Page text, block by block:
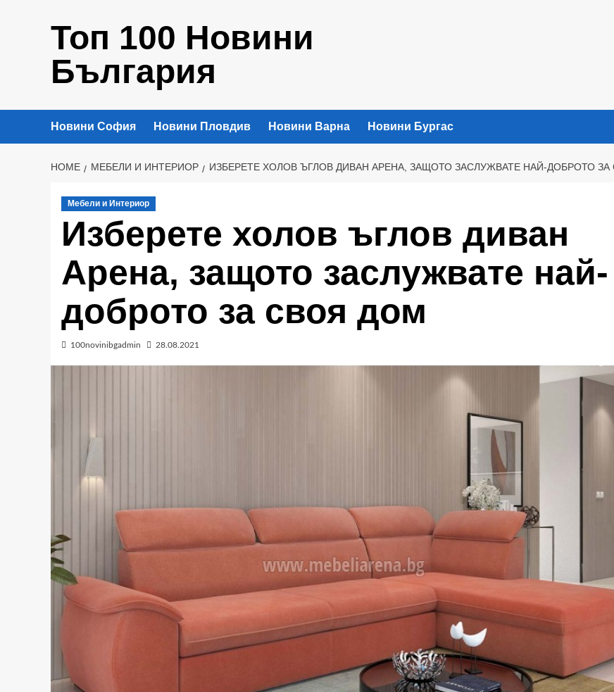
Топ 100 Новини
България
Новини София Новини Пловдив Новини Варна Новини Бургас
HOME МЕБЕЛИ И ИНТЕРИОР ИЗБЕРЕТЕ ХОЛОВ ЪГЛОВ ДИВАН АРЕНА, ЗАЩОТО ЗАСЛУЖВАТЕ НАЙ-ДОБРОТО
Мебели и Интериор
Изберете холов ъглов диван
Арена, защото заслужвате най-
доброто за своя дом
100novinibgadmin 28.08.2021